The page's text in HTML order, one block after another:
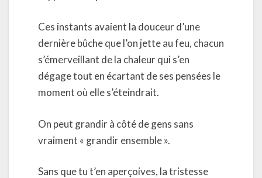
Ces instants avaient la douceur d’une
dernière bûche que l’on jette au feu, chacun
s’émerveillant de la chaleur qui s’en
dégage tout en écartant de ses pensées le
moment où elle s’éteindrait.
On peut grandir à côté de gens sans
vraiment « grandir ensemble ».
Sans que tu t’en aperçoives, la tristesse